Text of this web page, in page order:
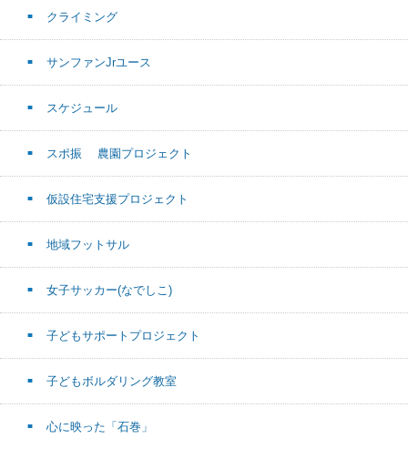
クライミング
サンファンJrユース
スケジュール
スポ振 農園プロジェクト
仮設住宅支援プロジェクト
地域フットサル
女子サッカー(なでしこ)
子どもサポートプロジェクト
子どもボルダリング教室
心に映った「石巻」